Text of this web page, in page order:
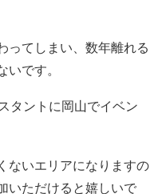
ってしまい、数年離れる
いです。
タントに岡山でイベン
ないエリアになりますの
いただけると嬉しいで